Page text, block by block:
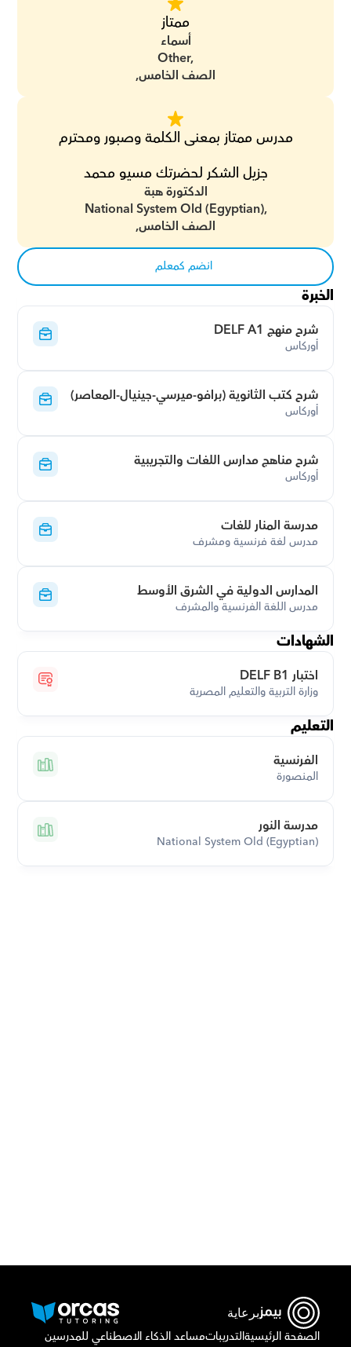
ممتاز
أسماء
الصف الخامس,
Other,
مدرس ممتاز بمعنى الكلمة وصبور ومحترم
جزيل الشكر لحضرتك مسيو محمد
الدكتورة هبة
الصف الخامس,
National System Old (Egyptian),
انضم كمعلم
الخبرة
شرح منهج DELF A1
أوركاس
شرح كتب الثانوية (برافو-ميرسي-جينيال-المعاصر)
أوركاس
شرح مناهج مدارس اللغات والتجريبية
أوركاس
مدرسة المنار للغات
مدرس لغة فرنسية ومشرف
المدارس الدولية في الشرق الأوسط
مدرس اللغة الفرنسية والمشرف
الشهادات
اختبار DELF B1
وزارة التربية والتعليم المصرية
التعليم
الفرنسية
المنصورة
مدرسة النور
National System Old (Egyptian)
أو اتصل بنا علي
برعاية
الصفحة الرئيسيةالتدريباتمساعد الذكاء الاصطناعي للمدرسين